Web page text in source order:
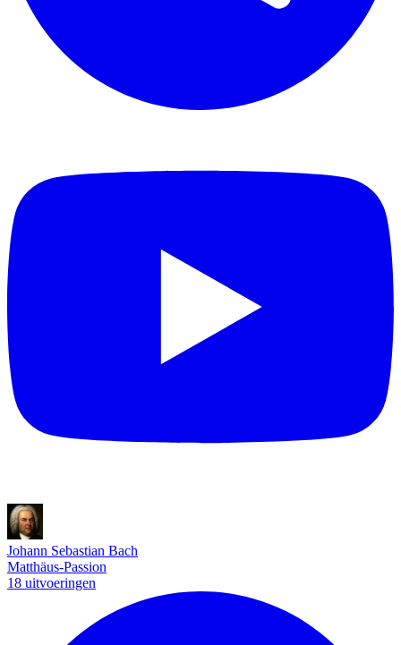
Johann Sebastian Bach
Matthäus-Passion
18 uitvoeringen